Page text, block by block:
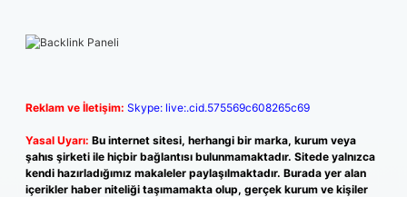
Reklam ve İletişim: Skype: live:.cid.575569c608265c69
Yasal Uyarı: Bu internet sitesi, herhangi bir marka, kurum veya
şahıs şirketi ile hiçbir bağlantısı bulunmamaktadır. Sitede yalnızca
kendi hazırladığımız makaleler paylaşılmaktadır. Burada yer alan
içerikler haber niteliği taşımamakta olup, gerçek kurum ve kişiler